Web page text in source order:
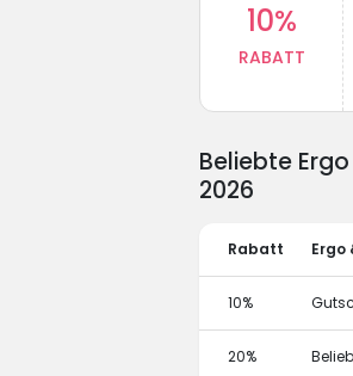
10%
RABATT
Beliebte
2026
Rabatt Ergo
10%
20%